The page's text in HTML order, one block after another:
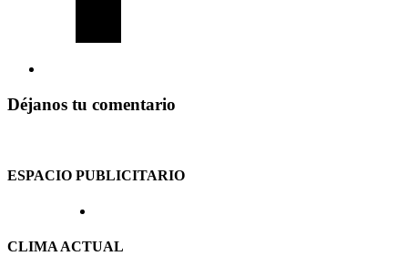
Déjanos tu comentario
ESPACIO PUBLICITARIO
CLIMA ACTUAL